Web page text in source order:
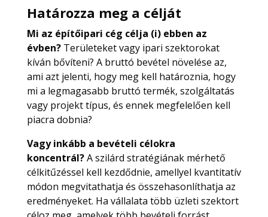
Határozza meg a célját
Mi az építőipari cég célja (i) ebben az
évben?Területeket vagy ipari szektorokat
kíván bővíteni? A bruttó bevétel növelése az,
ami azt jelenti, hogy meg kell határoznia, hogy
mi a legmagasabb bruttó termék, szolgáltatás
vagy projekt típus, és ennek megfelelően kell
piacra dobnia?
Vagy inkább a bevételi célokra
koncentrál?A szilárd stratégiának mérhető
célkitűzéssel kell kezdődnie, amellyel kvantitatív
módon megvitathatja és összehasonlíthatja az
eredményeket. Ha vállalata több üzleti szektort